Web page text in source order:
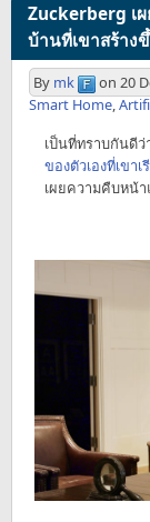
Zuckerberg เ
บ้านที่เขาสร้าง
By mk on 20
Smart Home,
เป็นที่ทราบกันดีว่
ของตัวเองที่เขาเ
เผยความคืบหน้า